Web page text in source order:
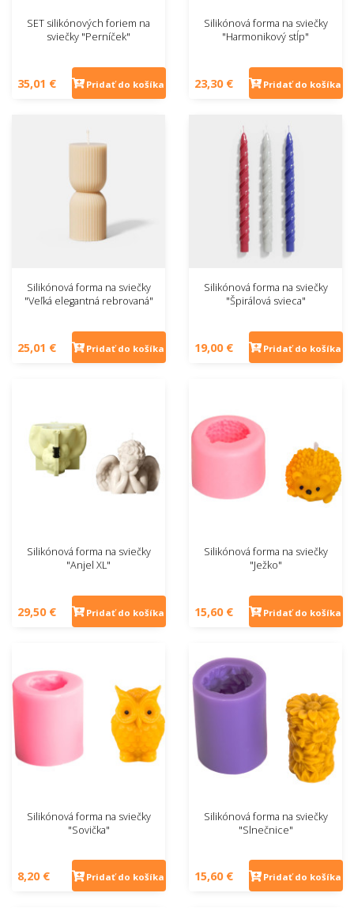
SET silikónových foriem na
sviečky "Perníček"
35,01 € Pridať do košíka
Silikónová forma na sviečky
"Harmonikový stĺp"
23,30 € Pridať do košíka
Silikónová forma na sviečky
"Veľká elegantná rebrovaná"
25,01 € Pridať do košíka
Silikónová forma na sviečky
"Špirálová svieca"
19,00 € Pridať do košíka
Silikónová forma na sviečky
"Anjel XL"
29,50 € Pridať do košíka
Silikónová forma na sviečky
"Ježko"
15,60 € Pridať do košíka
Silikónová forma na sviečky
"Sovička"
8,20 € Pridať do košíka
Silikónová forma na sviečky
"Slnečnice"
15,60 € Pridať do košíka